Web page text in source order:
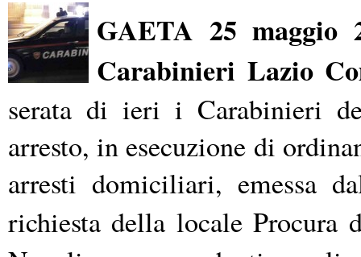
GAETA 25 maggio
Carabinieri Lazio
serata di ieri i Carabinieri
arresto, in esecuzione di
arresti domiciliari, emessa
richiesta della locale Procura